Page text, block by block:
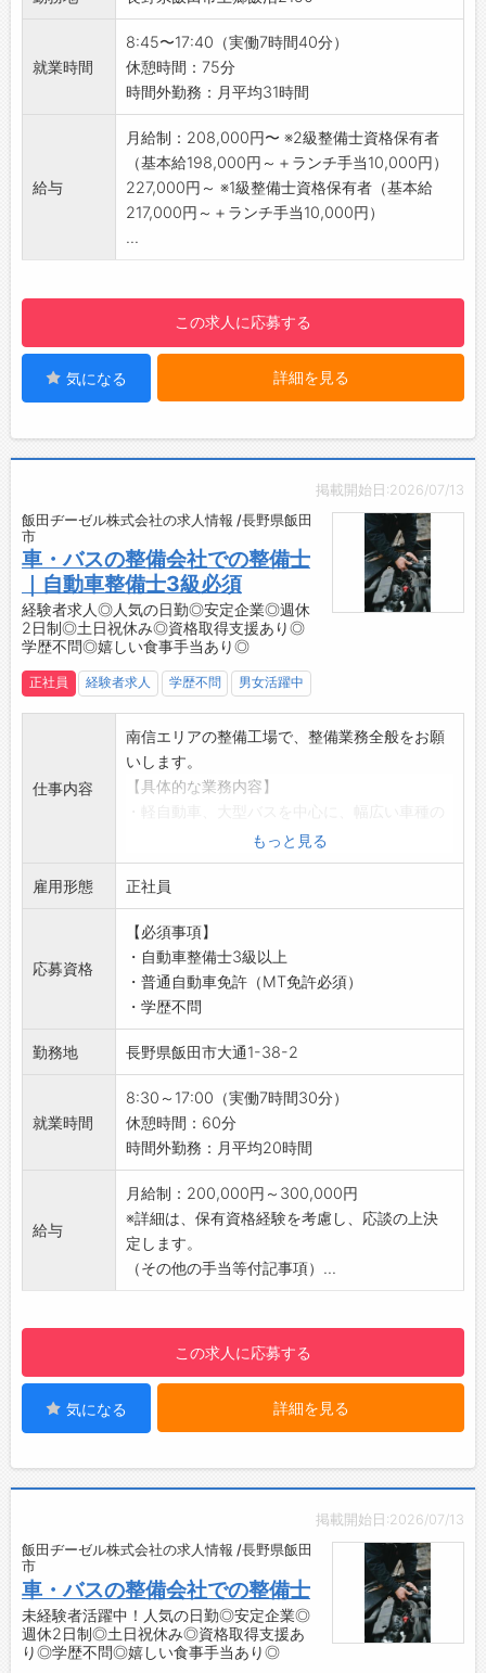
・インフルエンザワクチン接種補助
【業界未経験者歓迎♪】
・業界未経験者の方が活躍されています！
・商材は理化学分野ですが、営業担当は文系専
攻の方が多く在籍中！
※出身業界例）住宅メーカー・パッケージメー
カー・飲食および食品関連・通信メディア関
連・人材関連など
※ご本人の事情等、考慮します
台程度）、定期点検
・故障診断（テスター診断）
・故障車両の修理、部品交換
・エンジンやトランスミッションの交換、オー
バーホールなどの重整備
◎業務に慣れてきたら、修理業務をお任せしま
す！
【働きやすい環境♪】
ンに掲げ、労災・事故等を起こさない取り組み
に力を入れています！
・半年に1回、各拠点ごとに管理者との面談を実
施。日々の悩みやキャリアの相談がしやすく、
安心して働ける職場環境です。
・日野自動車グループによるメーカー研修・教
端技術を学べるチャンスあり！
・現場でのOJTに加え、社内勉強会や社内研修
も随時実施♪
【資格取得支援制度あり！】
・業務に必要な各種免許・資格取得費用を会社
が半額負担します。
・スキルアップを会社全体でバックアップする
【おすすめポイント】
◆日野グループに準じた高待遇！
・経営基盤が安定している日野グループ水準の
おり、退職金制度ありで将来も安心です。
・賞与は年3回支給、前年度実績は約5.7ヶ月分
◆日祝休みでプライベートと両立しやすい大型
ディーラー！
・週休2日制（日曜・祝日・第2・第4土曜日）
を採用。
・夏季休暇、年末年始休暇などの長期休暇あ
り！
・有給休暇は1時間単位で取得可能で、取得しや
すい雰囲気です。
・交替休制度あり。月1～2日、希望日にお休み
できます♪
ートも充実◎
【やりがい】
■トラックやバスは、日本の物流・生活インフ
ラを支える欠かせない存在です。
実感を持って働けます。
・単なる修理ではなく、事故を未然に防ぎ、
人々の安全を守る重要な役割を担います。
・「誰かの役に立ちたい」「社会に貢献した
い」という想いを仕事にできる環境です。
就業時間
8:45〜17:40（実働7時間40分）
休憩時間：75分
時間外勤務：月平均31時間
給与
月給制：208,000円〜 ※2級整備士資格保有者
（基本給198,000円～＋ランチ手当10,000円）
227,000円～ ※1級整備士資格保有者（基本給
217,000円～＋ランチ手当10,000円）
...
この求人に応募する
気になる 詳細を見る
掲載開始日:2026/07/13
飯田ヂーゼル株式会社の求人情報 /長野県飯田
市
車・バスの整備会社での整備士
｜自動車整備士3級必須
経験者求人◎人気の日勤◎安定企業◎週休
2日制◎土日祝休み◎資格取得支援あり◎
学歴不問◎嬉しい食事手当あり◎
正社員 経験者求人 学歴不問 男女活躍中
仕事内容
南信エリアの整備工場で、整備業務全般をお願
いします。
【具体的な業務内容】
車検・点検・整備をお任せします。
・小型車と大型バス担当は分かれており、どち
らかの業務を中心に、時には協力し合いながら
作業を進めていただきます。
・大型のリフトは2基あり、働きやすいスペー
スを確保しております◎
・小型車担当は、お客様の整備や点検に関する
質問にお答えしたり、整備内容説明を行ったり
します。
・入庫台数は月80台で、その内20台程度の大
ュームで、2人で協力しながら進めるスタイル
です◎
【経験者求む！】
・今まで培ってきた経験を活かし、即戦力とし
て活躍が期待できる人材を求めています◎
【嬉しい週末休み！】
・仕事だけではなく、プライベートも大切にし
・仕事に必須な資格は、全額会社負担で受検し
ていただけます！
・その他に取得したい資格は「チャレンジ申
請」をすれば、内容により会社で補助をいたし
・メーカー系の研修制度が充実しており、確実
にレベルアップしていくことが可能です♪
・会社全額負担の社員旅行あり！
・会社弁当代補助250円の食事手当あり！
・スタッフの生活の基盤を支えます♪
【職場の雰囲気・社風】
■支店を拡大！整備士を増員しています！
もっと見る
雇用形態 正社員
応募資格
【必須事項】
・自動車整備士3級以上
・普通自動車免許（MT免許必須）
・学歴不問
勤務地 長野県飯田市大通1-38-2
就業時間
8:30～17:00（実働7時間30分）
休憩時間：60分
時間外勤務：月平均20時間
給与
月給制：200,000円～300,000円
※詳細は、保有資格経験を考慮し、応談の上決
定します。
（その他の手当等付記事項）...
この求人に応募する
気になる 詳細を見る
掲載開始日:2026/07/13
飯田ヂーゼル株式会社の求人情報 /長野県飯田
市
車・バスの整備会社での整備士
未経験者活躍中！人気の日勤◎安定企業◎
週休2日制◎土日祝休み◎資格取得支援あ
り◎学歴不問◎嬉しい食事手当あり◎